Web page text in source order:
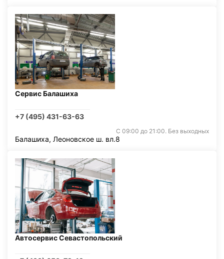
Сервис Балашиха
+7 (495) 431-63-63
С 09:00 до 21:00. Без выходных
Балашиха, Леоновское ш. вл.8
Автосервис Севастопольский